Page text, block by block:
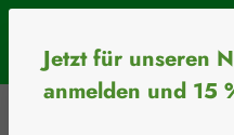
RabattcodeBIOS55 € Rabatt
Jetzt für unseren
anmelden und 15